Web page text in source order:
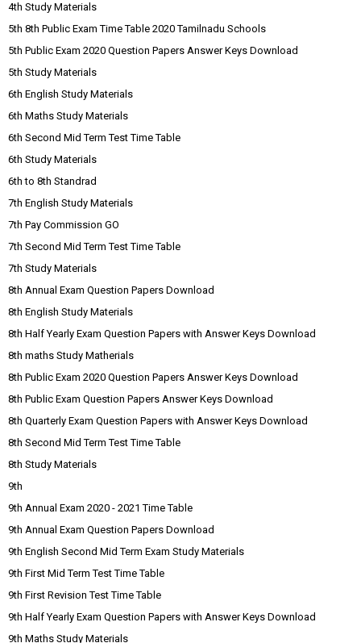
4th Study Materials
5th 8th Public Exam Time Table 2020 Tamilnadu Schools
5th Public Exam 2020 Question Papers Answer Keys Download
5th Study Materials
6th English Study Materials
6th Maths Study Materials
6th Second Mid Term Test Time Table
6th Study Materials
6th to 8th Standrad
7th English Study Materials
7th Pay Commission GO
7th Second Mid Term Test Time Table
7th Study Materials
8th Annual Exam Question Papers Download
8th English Study Materials
8th Half Yearly Exam Question Papers with Answer Keys Download
8th maths Study Matherials
8th Public Exam 2020 Question Papers Answer Keys Download
8th Public Exam Question Papers Answer Keys Download
8th Quarterly Exam Question Papers with Answer Keys Download
8th Second Mid Term Test Time Table
8th Study Materials
9th
9th Annual Exam 2020 - 2021 Time Table
9th Annual Exam Question Papers Download
9th English Second Mid Term Exam Study Materials
9th First Mid Term Test Time Table
9th First Revision Test Time Table
9th Half Yearly Exam Question Papers with Answer Keys Download
9th Maths Study Materials